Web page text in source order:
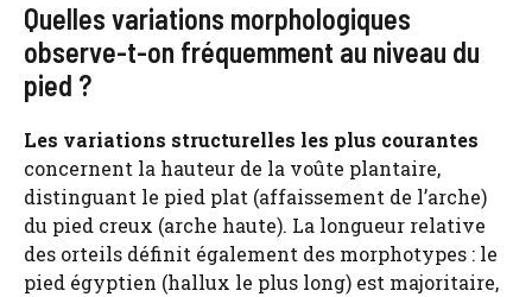
Quelles variations morphologiques
observe-t-on fréquemment au niveau du
pied ?
Les variations structurelles les plus courantes
concernent la hauteur de la voûte plantaire,
distinguant le pied plat (affaissement de l’arche)
du pied creux (arche haute). La longueur relative
des orteils définit également des morphotypes : le
pied égyptien (hallux le plus long) est majoritaire,